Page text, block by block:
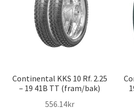
Continental KKS 10 Rf. 2.25
– 19 41B TT (fram/bak)
556.14kr